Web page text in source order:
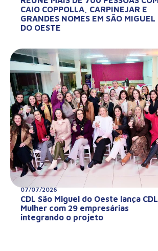
CAIO COPPOLLA, CARPINEJAR E
GRANDES NOMES EM SÃO MIGUEL
DO OESTE
07/07/2026
CDL São Miguel do Oeste lança CDL
Mulher com 29 empresárias
integrando o projeto